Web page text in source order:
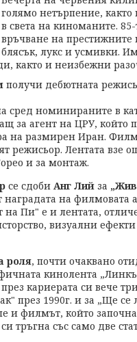
голямо нетърпение, както
в света на киноманите.
връчване на
блясък, лукс и усмивки.
както и неизбежни
получи дебютната
сред номинираните в
за агент на ЦРУ, който
на размирен Иран.
режисьор. Лентата взе
и за монтаж.
се сдоби Анг Лий за
на филмовата
на Пи" е и лентата,
визуални
роля, почти очаквано
кинолента
кариерата си вече
през 1990г. и за „Ще се
и филмът, който
тръгна със само две